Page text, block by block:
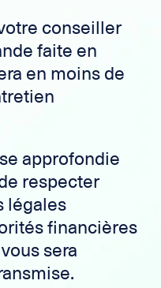
conseiller
faite en
en moins de
approfondie
respecter
légales
financières
sera